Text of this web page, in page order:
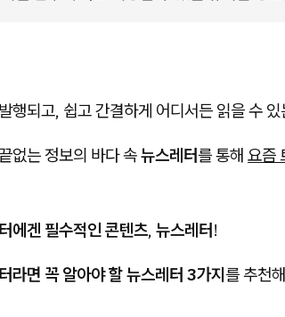
행되고, 쉽고 간결하게 어디서든 읽을 수
없는 정보의 바다 속뉴스레터를 통해 요즘
에겐 필수적인 콘텐츠​, 뉴스레터!
라면 꼭 알아야 할 뉴스레터 3가지를 추천